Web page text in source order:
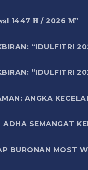
1447 𝐇 / 2026 𝐌”
“IDULFITRI
“IDULFITRI
ANGKA
SEMANGAT
BURONAN MOST